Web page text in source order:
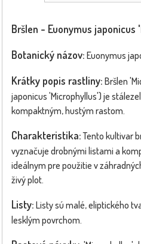
Bršlen - Euonymus japonicus
Botanický názov: Euonymus
Krátky popis rastliny: Bršlen
japonicus 'Microphyllus') je
kompaktným, hustým rastom.
Charakteristika:Tento kultivar
vyznačuje drobnými listami a
ideálnym pre použitie v
živý plot.
Listy: Listy sú malé, eliptického
lesklým povrchom.